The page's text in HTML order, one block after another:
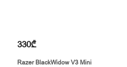
330₾
Razer BlackWidow V3 Mini